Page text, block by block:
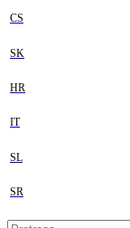
CS
SK
HR
IT
SL
SR